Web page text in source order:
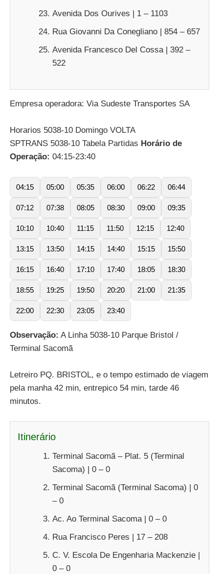
Avenida Dos Ourives | 1 – 1103
Rua Giovanni Da Conegliano | 854 – 657
Avenida Francesco Del Cossa | 392 –
522
Empresa operadora: Via Sudeste Transportes SA
Horarios 5038-10 Domingo VOLTA
SPTRANS 5038-10 Tabela Partidas Horário de
Operação: 04:15-23:40
04:15 05:00 05:35 06:00 06:22 06:44
07:12 07:38 08:05 08:30 09:00 09:35
10:10 10:40 11:15 11:50 12:15 12:40
13:15 13:50 14:15 14:40 15:15 15:50
16:15 16:40 17:10 17:40 18:05 18:30
18:55 19:25 19:50 20:20 21:00 21:35
22:00 22:30 23:05 23:40
Observação: A Linha 5038-10 Parque Bristol /
Terminal Sacomã
Letreiro PQ. BRISTOL, e o tempo estimado de viagem
pela manha 42 min, entrepico 54 min, tarde 46
minutos.
Itinerário
Terminal Sacomã – Plat. 5 (Terminal
Sacoma) | 0 – 0
Terminal Sacomã (Terminal Sacoma) | 0
– 0
Ac. Ao Terminal Sacoma | 0 – 0
Rua Francisco Peres | 17 – 208
C. V. Escola De Engenharia Mackenzie |
0 – 0